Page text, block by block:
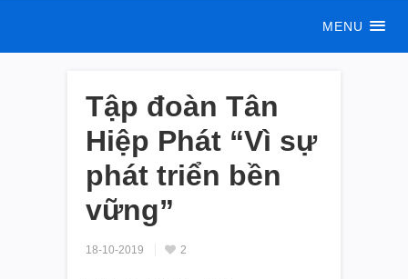
MENU
Tập đoàn Tân
Hiệp Phát “Vì sự
phát triển bền
vững”
18-10-2019 2